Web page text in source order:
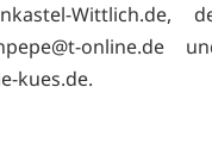
online.de
kues.de.